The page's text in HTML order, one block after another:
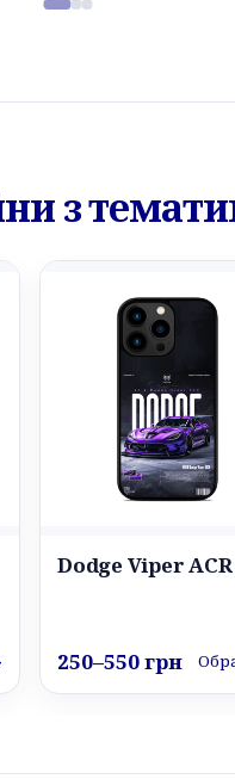
з
Dodge Viper ACR
250–550 грн